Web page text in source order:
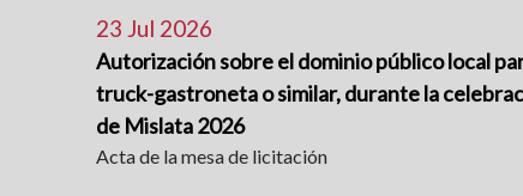
23 Jul 2026
Autorización sobre el dominio público local
truck-gastroneta o similar, durante la
de Mislata 2026
Acta de la mesa de licitación